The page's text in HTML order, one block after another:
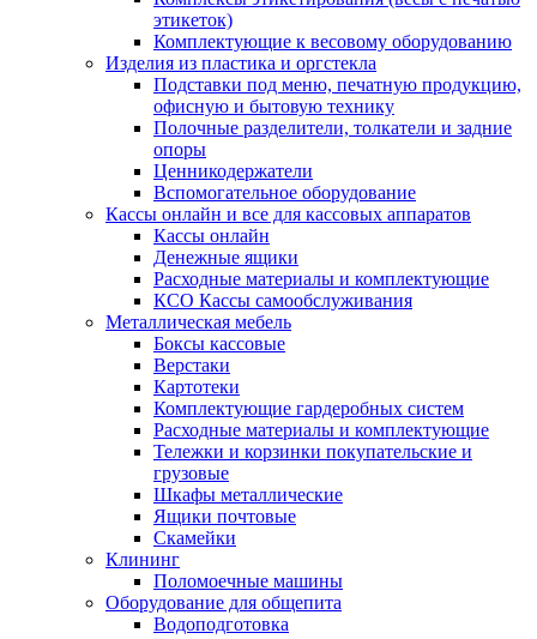
этикеток)
Комплектующие к весовому оборудованию
Изделия из пластика и оргстекла
Подставки под меню, печатную продукцию,
офисную и бытовую технику
Полочные разделители, толкатели и задние
опоры
Ценникодержатели
Вспомогательное оборудование
Кассы онлайн и все для кассовых аппаратов
Кассы онлайн
Денежные ящики
Расходные материалы и комплектующие
КСО Кассы самообслуживания
Металлическая мебель
Боксы кассовые
Верстаки
Картотеки
Комплектующие гардеробных систем
Расходные материалы и комплектующие
Тележки и корзинки покупательские и
грузовые
Шкафы металлические
Ящики почтовые
Скамейки
Клининг
Поломоечные машины
Оборудование для общепита
Водоподготовка